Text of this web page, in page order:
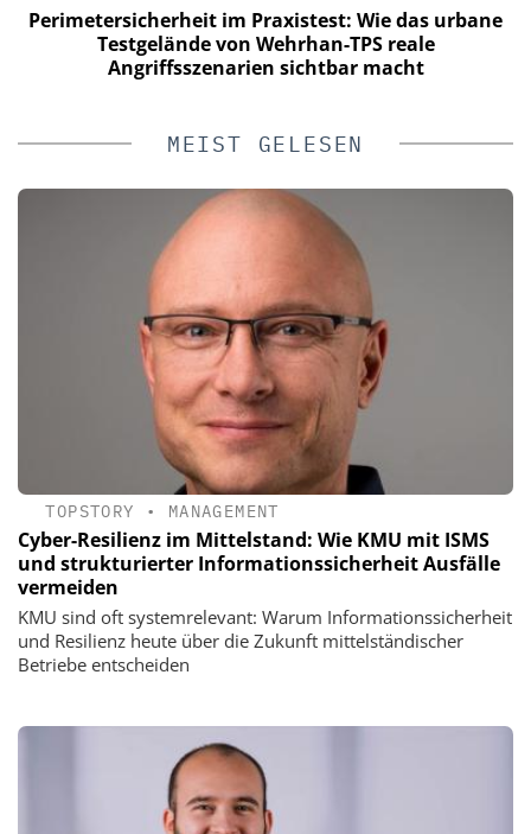
Perimetersicherheit im Praxistest: Wie das urbane
Testgelände von Wehrhan-TPS reale
Angriffsszenarien sichtbar macht
MEIST GELESEN
TOPSTORY • MANAGEMENT
Cyber-Resilienz im Mittelstand: Wie KMU mit ISMS
und strukturierter Informationssicherheit Ausfälle
vermeiden
KMU sind oft systemrelevant: Warum Informationssicherheit
und Resilienz heute über die Zukunft mittelständischer
Betriebe entscheiden